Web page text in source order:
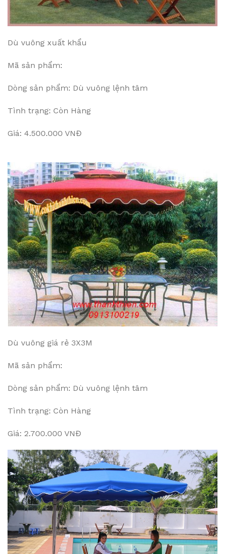
Dù vuông xuất khẩu
Mã sản phẩm:
Dòng sản phẩm: Dù vuông lệnh tâm
Tình trạng: Còn Hàng
Giá: 4.500.000 VNĐ
Dù vuông giá rẻ 3X3M
Mã sản phẩm:
Dòng sản phẩm: Dù vuông lệnh tâm
Tình trạng: Còn Hàng
Giá: 2.700.000 VNĐ